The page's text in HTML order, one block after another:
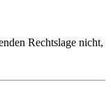
Rechtslage nicht,